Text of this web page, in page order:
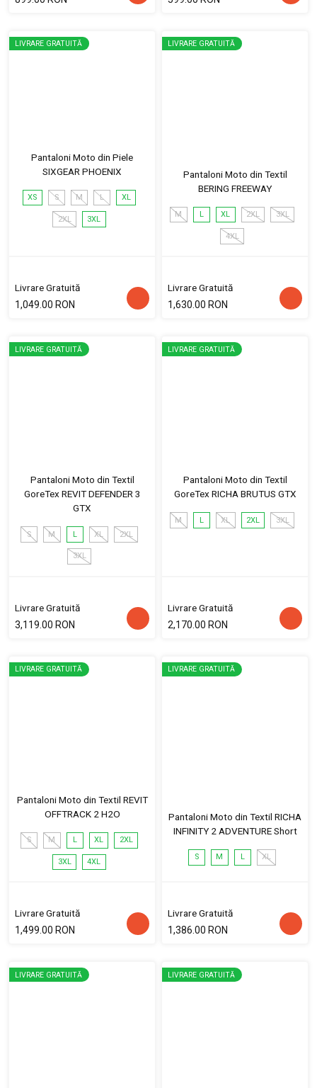
LIVRARE GRATUITĂ
Pantaloni Moto din Piele
SIXGEAR PHOENIX
XS S M L XL
2XL 3XL
Livrare Gratuită
1,049.00 RON
LIVRARE GRATUITĂ
Pantaloni Moto din Textil
BERING FREEWAY
M L XL 2XL 3XL
4XL
Livrare Gratuită
1,630.00 RON
LIVRARE GRATUITĂ
Pantaloni Moto din Textil
GoreTex REVIT DEFENDER 3
GTX
S M L XL 2XL
3XL
Livrare Gratuită
3,119.00 RON
LIVRARE GRATUITĂ
Pantaloni Moto din Textil
GoreTex RICHA BRUTUS GTX
M L XL 2XL 3XL
Livrare Gratuită
2,170.00 RON
LIVRARE GRATUITĂ
Pantaloni Moto din Textil REVIT
OFFTRACK 2 H2O
S M L XL 2XL
3XL 4XL
Livrare Gratuită
1,499.00 RON
LIVRARE GRATUITĂ
Pantaloni Moto din Textil RICHA
INFINITY 2 ADVENTURE Short
S M L XL
Livrare Gratuită
1,386.00 RON
LIVRARE GRATUITĂ LIVRARE GRATUITĂ